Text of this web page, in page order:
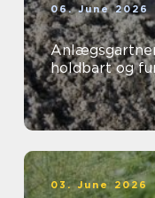
06. June 2026
Anlægsgartner
holdbart og
03. June 2026